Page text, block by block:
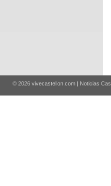
© 2026 vivecastellon.com | Noticias